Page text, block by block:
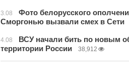
3.08
Фото белорусского
Сморгонью вызвали смех в Сети
4.08
ВСУ начали бить по новым
территории России
38,912